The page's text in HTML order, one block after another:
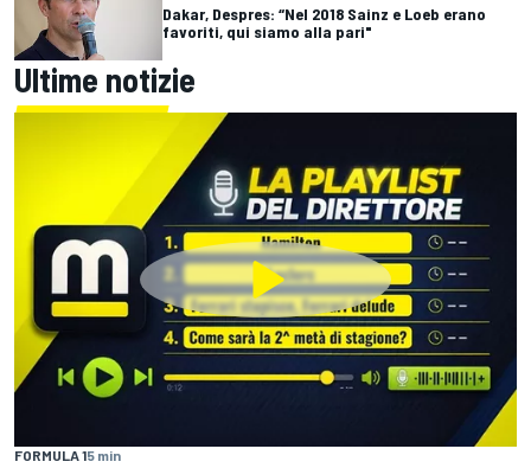
Dakar, Despres: “Nel 2018 Sainz e Loeb erano
favoriti, qui siamo alla pari"
Ultime notizie
FORMULA 15 min